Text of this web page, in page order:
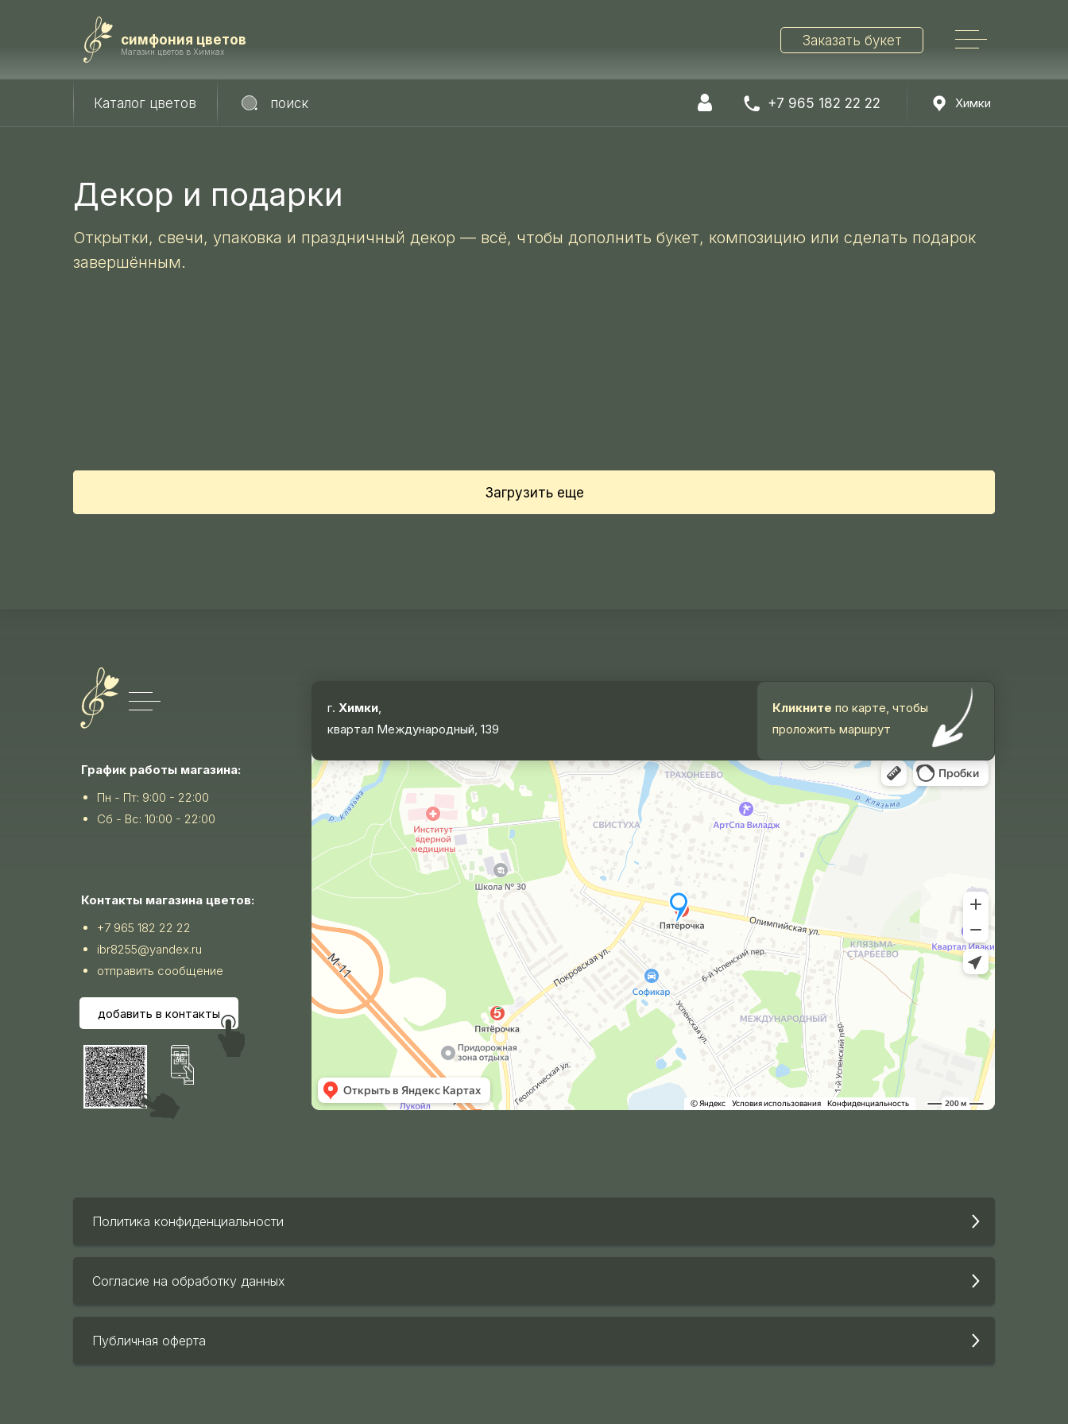
симфония цветов
Магазин цветов в Химках
Заказать букет
Каталог цветов +7 965 182 22 22 Химки
поиск
Декор и подарки
Открытки, свечи, упаковка и праздничный декор — всё, чтобы дополнить букет, композицию или сделать подарок
завершённым.
Загрузка ...
Загрузить еще
График работы магазина:
Пн - Пт: 9:00 - 22:00
Сб - Вс: 10:00 - 22:00
Контакты магазина цветов:
+7 965 182 22 22
ibr8255@yandex.ru
отправить сообщение
г. Химки,
квартал Международный, 139
Кликните по карте, чтобы
проложить маршрут
добавить в контакты
Политика конфиденциальности
Согласие на обработку данных
Публичная оферта